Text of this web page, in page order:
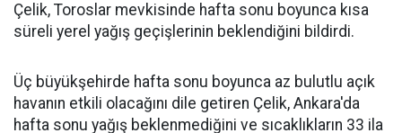
Çelik, Toroslar mevkisinde hafta sonu boyunca kısa
süreli yerel yağış geçişlerinin beklendiğini bildirdi.
Üç büyükşehirde hafta sonu boyunca az bulutlu açık
havanın etkili olacağını dile getiren Çelik, Ankara'da
hafta sonu yağış beklenmediğini ve sıcaklıkların 33 ila